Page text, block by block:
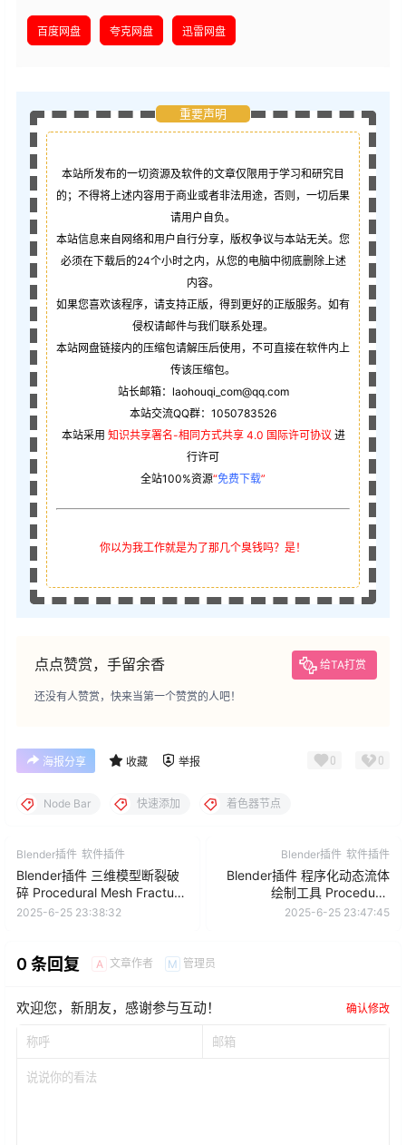
百度网盘 夸克网盘 迅雷网盘
重要声明
本站所发布的一切资源及软件的文章仅限用于学习和研究目
的；不得将上述内容用于商业或者非法用途，否则，一切后果
请用户自负。
本站信息来自网络和用户自行分享，版权争议与本站无关。您
必须在下载后的24个小时之内，从您的电脑中彻底删除上述
内容。
如果您喜欢该程序，请支持正版，得到更好的正版服务。如有
侵权请邮件与我们联系处理。
本站网盘链接内的压缩包请解压后使用，不可直接在软件内上
传该压缩包。
站长邮箱：laohouqi_com@qq.com
本站交流QQ群：1050783526
本站采用 知识共享署名-相同方式共享 4.0 国际许可协议 进
行许可
全站100%资源“免费下载”
你以为我工作就是为了那几个臭钱吗？是！
点点赞赏，手留余香 给TA打赏
还没有人赞赏，快来当第一个赞赏的人吧！
海报分享 收藏 举报 0 0
Node Bar 快速添加 着色器节点
Blender插件 软件插件
Blender插件 三维模型断裂破
碎 Procedural Mesh Fracture
V1.0
2025-6-25 23:38:32
Blender插件 软件插件
Blender插件 程序化动态流体
绘制工具 Procedural
Dynamic Paint V1.1
2025-6-25 23:47:45
0 条回复 A 文章作者 M 管理员
欢迎您，新朋友，感谢参与互动！ 确认修改